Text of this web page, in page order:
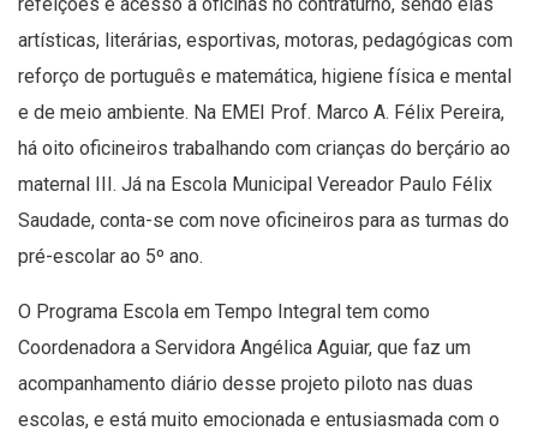
refeições e acesso a oficinas no contraturno, sendo elas
artísticas, literárias, esportivas, motoras, pedagógicas com
reforço de português e matemática, higiene física e mental
e de meio ambiente. Na EMEI Prof. Marco A. Félix Pereira,
há oito oficineiros trabalhando com crianças do berçário ao
maternal III. Já na Escola Municipal Vereador Paulo Félix
Saudade, conta-se com nove oficineiros para as turmas do
pré-escolar ao 5º ano.
O Programa Escola em Tempo Integral tem como
Coordenadora a Servidora Angélica Aguiar, que faz um
acompanhamento diário desse projeto piloto nas duas
escolas, e está muito emocionada e entusiasmada com o